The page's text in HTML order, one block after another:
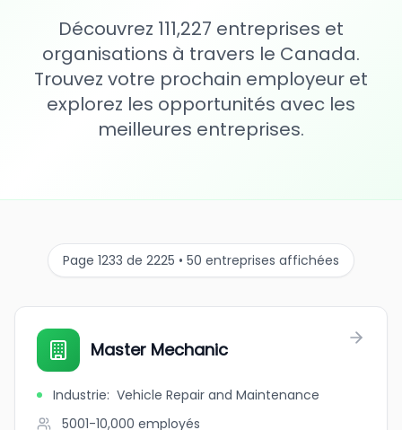
Découvrez 111,227 entreprises et
organisations à travers le Canada.
Trouvez votre prochain employeur et
explorez les opportunités avec les
meilleures entreprises.
Page 1233 de 2225 • 50 entreprises affichées
Master Mechanic
Industrie: Vehicle Repair and Maintenance
5001-10,000 employés